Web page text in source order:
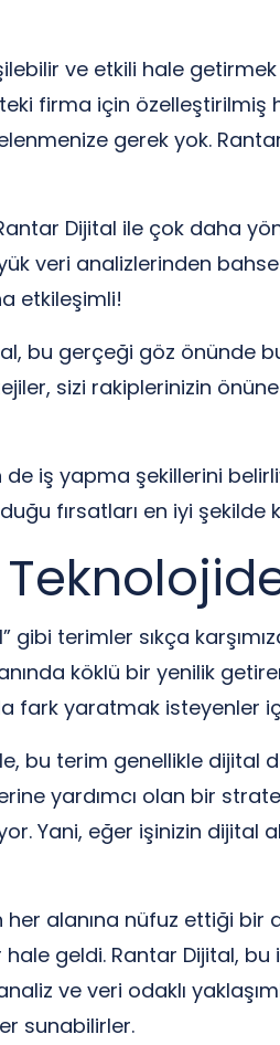
ve etkili hale
firma için özelleştirilmiş
gerek yok.
Dijital ile çok daha
veri analizlerinden
etkileşimli!
bu gerçeği göz
sizi rakiplerinizin
iş yapma şekillerini
fırsatları en iyi
terimler sıkça
köklü bir yenilik
fark yaratmak isteyenler
bu terim genellikle dijital
yardımcı olan bir
Yani, eğer işinizin dijital
her alanına nüfuz ettiği
geldi. Rantar Dijital,
ve veri odaklı
sunabilirler.